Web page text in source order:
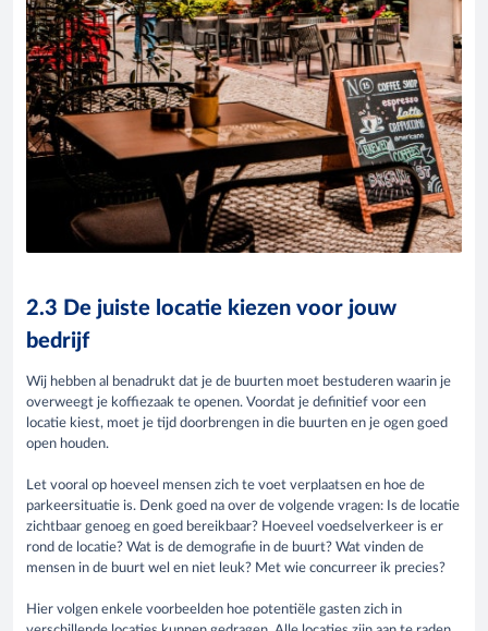
2.3 De juiste locatie kiezen voor jouw
bedrijf
Wij hebben al benadrukt dat je de buurten moet bestuderen waarin je
overweegt je koffiezaak te openen. Voordat je definitief voor een
locatie kiest, moet je tijd doorbrengen in die buurten en je ogen goed
open houden.
Let vooral op hoeveel mensen zich te voet verplaatsen en hoe de
parkeersituatie is. Denk goed na over de volgende vragen: Is de locatie
zichtbaar genoeg en goed bereikbaar? Hoeveel voedselverkeer is er
rond de locatie? Wat is de demografie in de buurt? Wat vinden de
mensen in de buurt wel en niet leuk? Met wie concurreer ik precies?
Hier volgen enkele voorbeelden hoe potentiële gasten zich in